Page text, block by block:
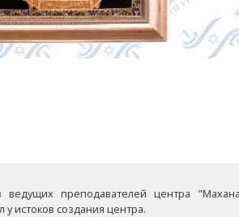
преподавателей центра
истоков создания центра.